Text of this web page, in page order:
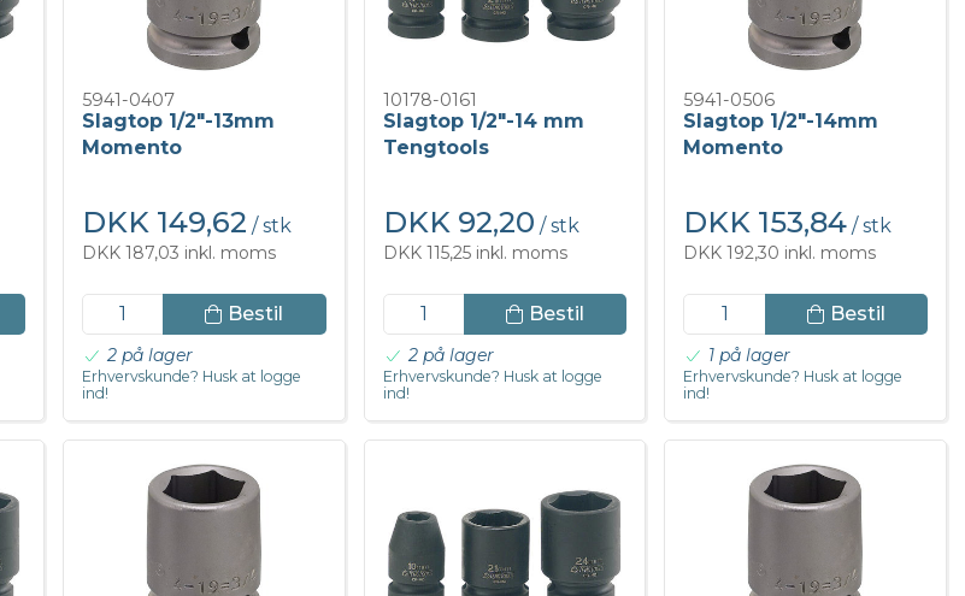
5941-0407
Slagtop 1/2"-13mm
Momento
DKK 149,62 / stk
DKK 187,03 inkl. moms
Bestil
2 på lager
Erhvervskunde? Husk at logge
ind!
10178-0161
Slagtop 1/2"-14 mm
Tengtools
DKK 92,20 / stk
DKK 115,25 inkl. moms
Bestil
2 på lager
Erhvervskunde? Husk at logge
ind!
5941-0506
Slagtop 1/2"-14mm
Momento
DKK 153,84 / stk
DKK 192,30 inkl. moms
Bestil
1 på lager
Erhvervskunde? Husk at logge
ind!